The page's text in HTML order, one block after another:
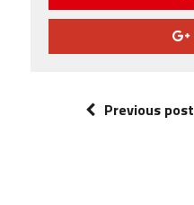
Previous post